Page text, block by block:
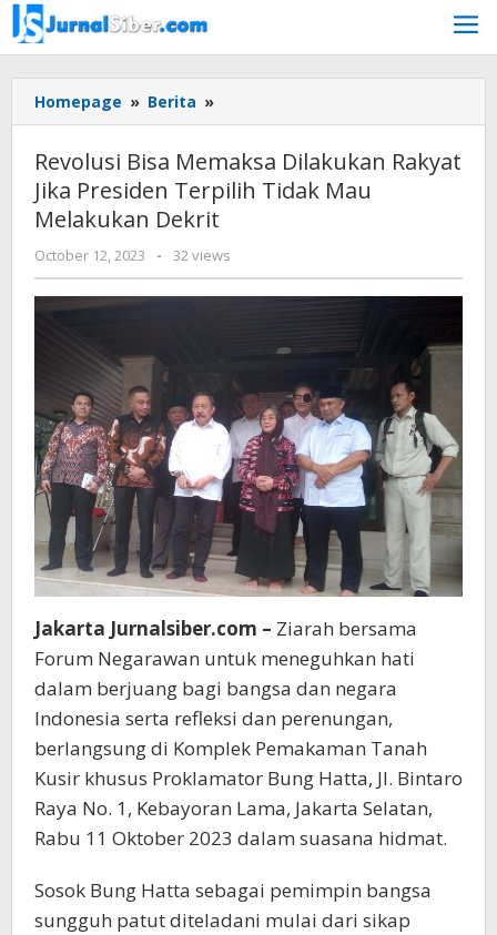
Skip
to
content
Homepage » Berita »
Bisa
Dilakukan
Rakyat
Jika
Terpilih
Tidak
Revolusi Bisa Memaksa Dilakukan Rakyat
Jika Presiden Terpilih Tidak Mau
Melakukan Dekrit
October 12, 2023
by
Jurnalsiber
- 32 views
Jakarta Jurnalsiber.com – Ziarah bersama
Forum Negarawan untuk meneguhkan hati
dalam berjuang bagi bangsa dan negara
Indonesia serta refleksi dan perenungan,
berlangsung di Komplek Pemakaman Tanah
Kusir khusus Proklamator Bung Hatta, Jl. Bintaro
Raya No. 1, Kebayoran Lama, Jakarta Selatan,
Rabu 11 Oktober 2023 dalam suasana hidmat.
Sosok Bung Hatta sebagai pemimpin bangsa
sungguh patut diteladani mulai dari sikap